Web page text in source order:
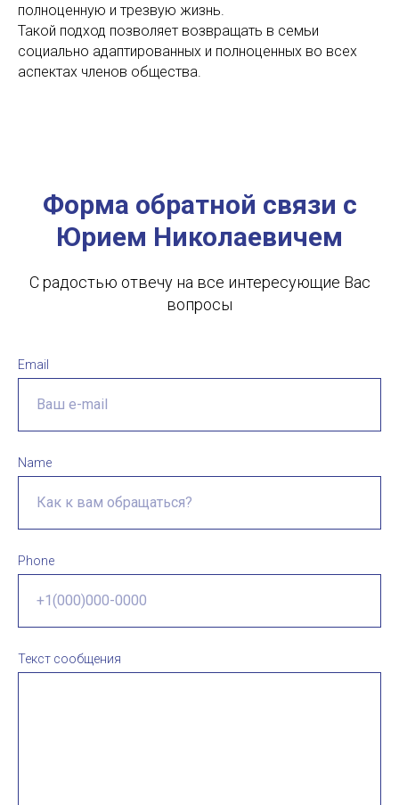
полноценную и трезвую жизнь.
Такой подход позволяет возвращать в семьи
социально адаптированных и полноценных во всех
аспектах членов общества.
Форма обратной связи с
Юрием Николаевичем
С радостью отвечу на все интересующие Вас
вопросы
Email
Name
Phone
Текст сообщения